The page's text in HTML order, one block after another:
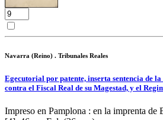
Navarra (Reino) . Tribunales Reales
Egecutorial por patente, inserta sentencia de
contra el Fiscal Real de su Magestad, y el
Impreso en Pamplona : en la imprenta